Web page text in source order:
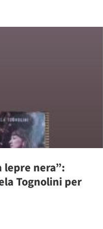
lepre nera”:
Tognolini per